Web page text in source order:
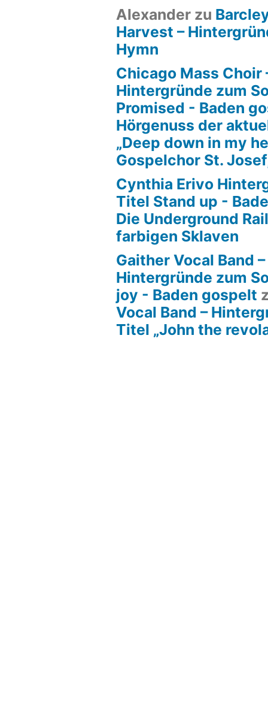
Alexander zu
Harvest –
Hymn
Chicago Mass Choir
Hintergründe zum
Promised - Baden
Hörgenuss der
„Deep down in my
Gospelchor St.
Cynthia Erivo
Titel Stand up -
Die Underground
farbigen Sklaven
Gaither Vocal Band –
Hintergründe zum
joy - Baden gospelt
Vocal Band –
Titel „John the